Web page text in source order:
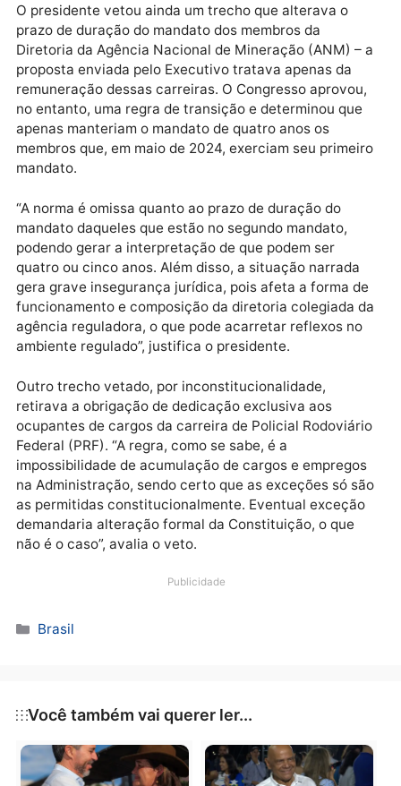
dos princípios da moralidade, da eficiência
administrativa e da isonomia e são meios
aptos a garantir a indispensável isenção e
independência dos servidores destas agências,
inclusive conflitos de interesses”, diz o veto.
O presidente vetou ainda um trecho que alterava o
prazo de duração do mandato dos membros da
proposta enviada pelo Executivo tratava apenas da
remuneração dessas carreiras. O Congresso
no entanto, uma regra de transição e determinou
apenas manteriam o mandato de quatro anos os
membros que, em maio de 2024, exerciam seu
mandato.
mandato daqueles que estão no segundo mandato,
podendo gerar a interpretação de que podem ser
quatro ou cinco anos. Além disso, a situação narrada
gera grave insegurança jurídica, pois afeta a forma
funcionamento e composição da diretoria colegiada
agência reguladora, o que pode acarretar reflexos
ambiente regulado”, justifica o presidente.
retirava a obrigação de dedicação exclusiva aos
Federal (PRF). “A regra, como se sabe, é a
demandaria alteração formal da Constituição, o que
Publicidade